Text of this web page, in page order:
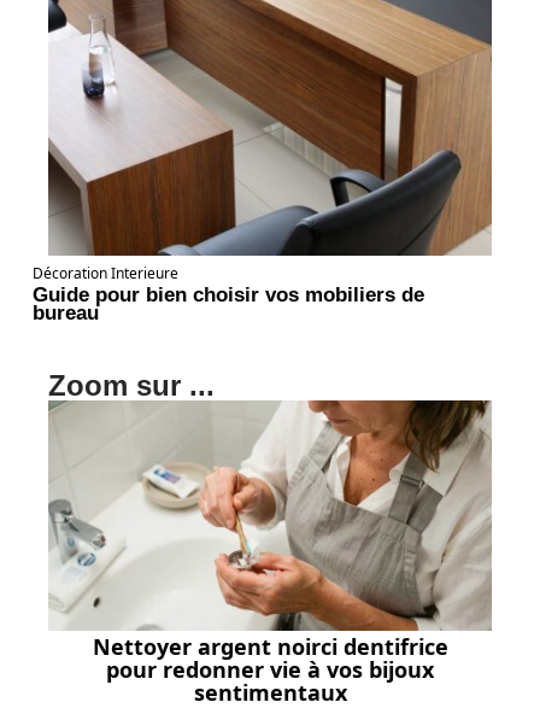
Décoration Interieure
Guide pour bien choisir vos mobiliers de
bureau
Zoom sur ...
Nettoyer argent noirci dentifrice
pour redonner vie à vos bijoux
sentimentaux